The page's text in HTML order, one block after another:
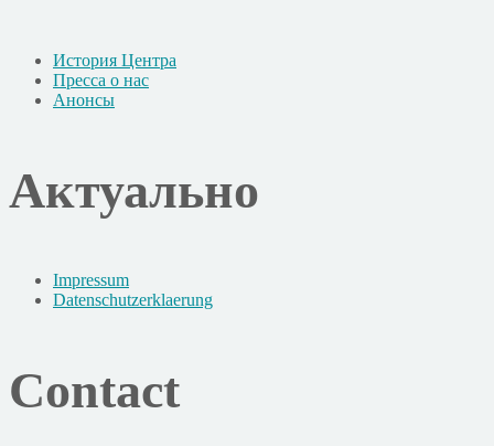
История Центра
Пресса о нас
Анонсы
Актуально
Impressum
Datenschutzerklaerung
Contact